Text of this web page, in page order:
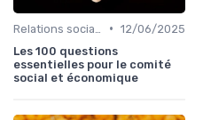
• 12/06/2025
Les 100 questions
essentielles pour le comité
social et économique